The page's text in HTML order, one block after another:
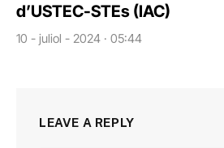
d’USTEC-STEs (IAC)
10 - juliol - 2024 · 05:44
LEAVE A REPLY